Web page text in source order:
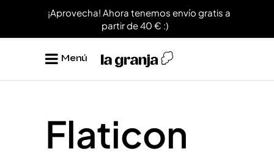
Menú
Flaticon
¡Aprovecha! Ahora tenemos envío gratis a
partir de 40 € :)